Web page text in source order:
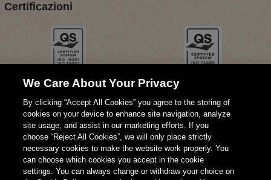
Certificazioni
We Care About Your Privacy
By clicking “Accept All Cookies” you agree to the storing of
cookies on your device to enhance site navigation, analyze
site usage, and assist in our marketing efforts. If you
choose “Reject All Cookies”, we will only place strictly
necessary cookies to make the website work properly. You
can choose which cookies you accept in the cookie
settings. You can always change or withdraw your choice on